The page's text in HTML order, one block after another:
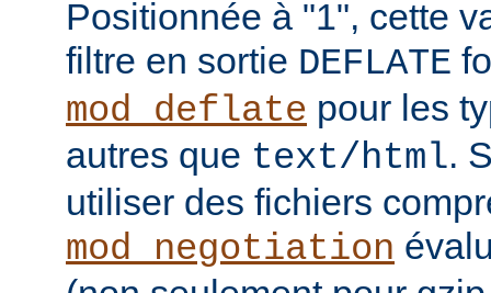
Positionnée à "1", cette
filtre en sortie DEFLATE
mod_deflate pour les
autres que text/html.
utiliser des fichiers
mod_negotiation